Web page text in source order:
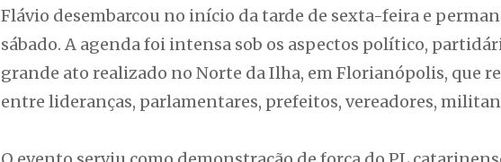
Flávio desembarcou no início da tarde de sexta-feira e
sábado. A agenda foi intensa sob os aspectos político,
grande ato realizado no Norte da Ilha, em Florianópolis, que
entre lideranças, parlamentares, prefeitos, vereadores,